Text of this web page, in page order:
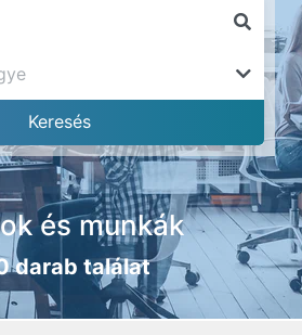
és munkák
darab találat